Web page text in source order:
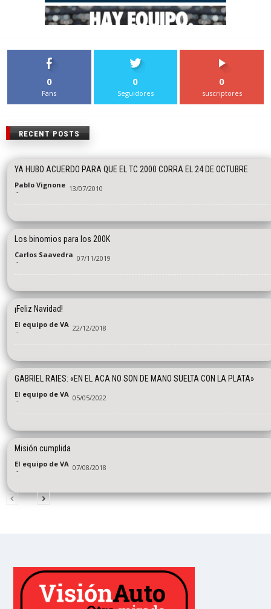
0
Fans
0
Seguidores
0
suscriptores
RECENT POSTS
YA HUBO ACUERDO PARA QUE EL TC 2000 CORRA EL 24 DE OCTUBRE
Pablo Vignone
- 13/07/2010
Los binomios para los 200K
Carlos Saavedra
- 07/11/2019
¡Feliz Navidad!
El equipo de VA
- 22/12/2018
GABRIEL RAIES: «EN EL ACA NO SON DE MANO SUELTA CON LA PLATA»
El equipo de VA
- 05/05/2022
Misión cumplida
El equipo de VA
- 07/08/2018